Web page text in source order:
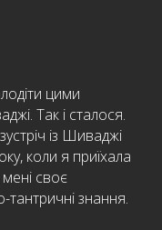
цими
Так і сталося.
із Шиваджі
коли я приїхала
своє
тантричні знання.